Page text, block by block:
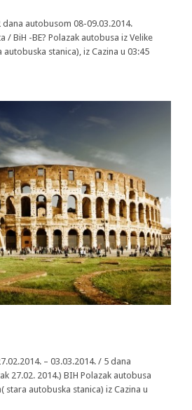
dana autobusom 08-09.03.2014.
/ BiH -BE? Polazak autobusa iz Velike
autobuska stanica), iz Cazina u 03:45
– 03.03.2014. / 5 dana
27.02. 2014.) BIH Polazak autobusa
stara autobuska stanica) iz Cazina u